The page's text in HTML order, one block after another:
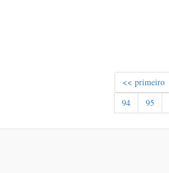
<< primeiro
94
95